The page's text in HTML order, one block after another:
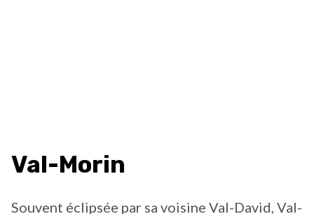
Val-Morin
Souvent éclipsée par sa voisine Val-David, Val-